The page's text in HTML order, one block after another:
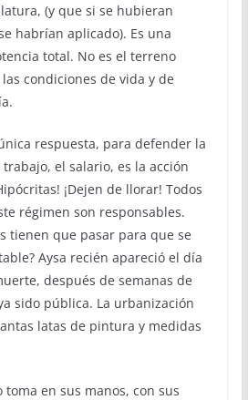
(y que si se hubieran
habrían aplicado). Es una
total. No es el terreno
condiciones de vida y de
respuesta, para defender la
el salario, es la acción
¡Dejen de llorar! Todos
régimen son responsables.
tienen que pasar para que se
Aysa recién apareció el día
después de semanas de
sido pública. La urbanización
latas de pintura y medidas
toma en sus manos, con sus